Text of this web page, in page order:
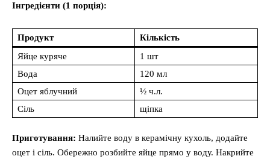
Інгредієнти (1 порція):
Продукт
Кількість
Яйце куряче
1 шт
Вода
120 мл
Оцет яблучний
½ ч.л.
Сіль
щіпка
Приготування: Налийте воду в керамічну кухоль, додайте
оцет і сіль. Обережно розбийте яйце прямо у воду. Накрийте